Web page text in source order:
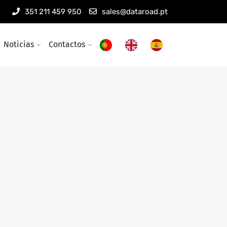
351 211 459 950 sales@dataroad.pt
Noticias Contactos